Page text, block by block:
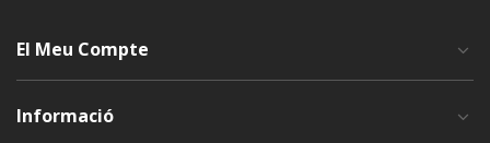
El Meu Compte
Informació